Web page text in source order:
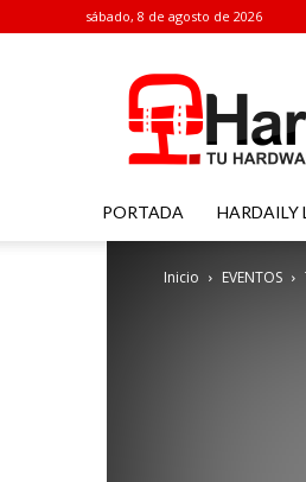
sábado, 8 de agosto de 2026
PORTADA HARDAILY
Inicio EVENTOS